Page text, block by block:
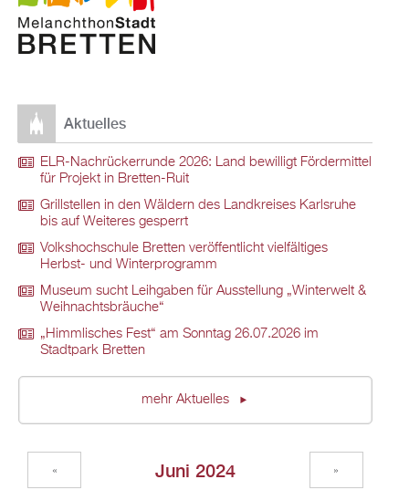
Aktuelles
ELR-Nachrückerrunde 2026: Land bewilligt Fördermittel
für Projekt in Bretten-Ruit
Grillstellen in den Wäldern des Landkreises Karlsruhe
bis auf Weiteres gesperrt
Volkshochschule Bretten veröffentlicht vielfältiges
Herbst- und Winterprogramm
Museum sucht Leihgaben für Ausstellung „Winterwelt &
Weihnachtsbräuche“
„Himmlisches Fest“ am Sonntag 26.07.2026 im
Stadtpark Bretten
mehr Aktuelles
Juni 2024
« »